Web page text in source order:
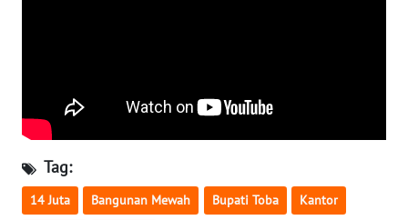
Tag:
14 Juta Bangunan Mewah Bupati Toba Kantor
WN
SULUT
WN
MALUKU